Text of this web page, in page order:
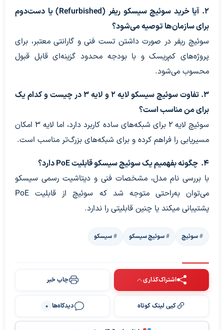
2. آیا خرید سوئیچ سیسکو ریفر (Refurbished
) یا دست‌دوم
برای سازمان‌ها توصیه می‌شود؟
سوئیچ ریفر در صورت داشتن تست فنی و گارانتی معتبر، برای
پروژه‌های کم‌ریسک و با بودجه محدود گزینه‌ای قابل قبول
محسوب می‌شود.
3. تفاوت سوئیچ سیسکو لایه ۲ و لایه ۳
در چیست و کدام یک
برای من مناسب است؟
سوئیچ لایه ۲ برای شبکه‌های ساده کاربرد دارد، اما لایه ۳ امکان
مسیریابی را فراهم کرده و برای شبکه‌های بزرگ‌تر مناسب‌ است.
4. چگونه بفهمیم یک سوئیچ سیسکو قابلیت PoE
دارد؟
با بررسی نام مدل، مشخصات فنی و دیتاشیت رسمی سیسکو
می‌توان به‌راحتی متوجه شد که سوئیچ از قابلیت PoE
پشتیبانی میکند یا چنین قابلیتی را ندارد.
سوئیچ‌ سوئیچ سیسکو سیسکو
اشتراک‌گذاری چاپ خبر
کپی لینک کوتاه دیدگاه‌ها 0